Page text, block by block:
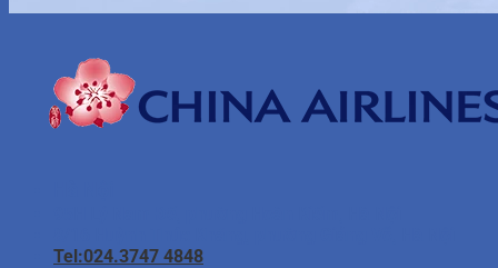
Tel:024.3747 4848